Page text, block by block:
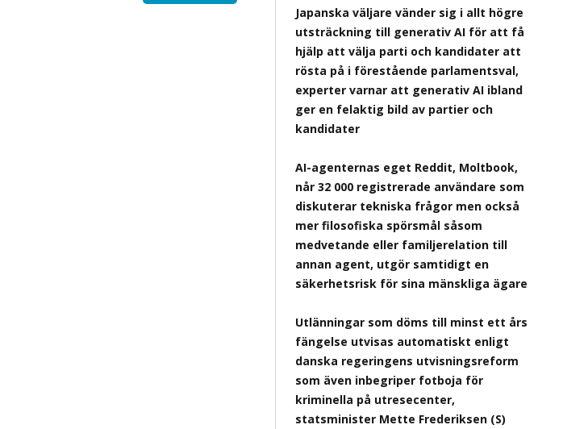
Japanska väljare vänder sig i allt högre
utsträckning till generativ AI för att få
hjälp att välja parti och kandidater att
rösta på i förestående parlamentsval,
experter varnar att generativ AI ibland
ger en felaktig bild av partier och
kandidater
AI-agenternas eget Reddit, Moltbook,
når 32 000 registrerade användare som
diskuterar tekniska frågor men också
mer filosofiska spörsmål såsom
medvetande eller familjerelation till
annan agent, utgör samtidigt en
säkerhetsrisk för sina mänskliga ägare
Utlänningar som döms till minst ett års
fängelse utvisas automatiskt enligt
danska regeringens utvisningsreform
som även inbegriper fotboja för
kriminella på utresecenter,
statsminister Mette Frederiksen (S)